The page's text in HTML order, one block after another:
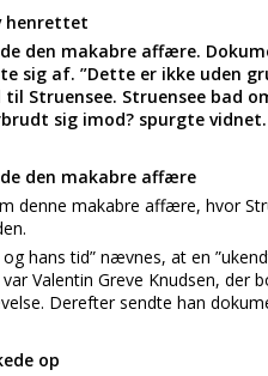
henrettet
den makabre affære.
sig af. ”Dette er ikke uden
Struensee. Struensee bad
sig imod? spurgte
den makabre affære
denne makabre affære, hvor
og hans tid” nævnes, at en
Valentin Greve Knudsen,
Derefter sendte han
op